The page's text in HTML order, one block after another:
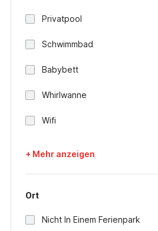
Privatpool
Schwimmbad
Babybett
Whirlwanne
Wifi
+ Mehr anzeigen
Ort
Nicht In Einem Ferienpark